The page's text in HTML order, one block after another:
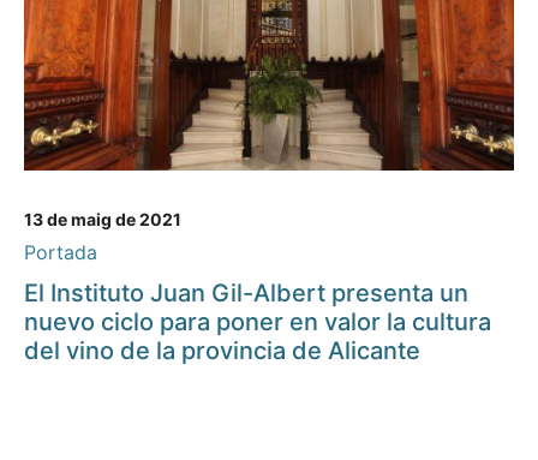
13 de maig de 2021
Portada
El Instituto Juan Gil-Albert presenta un
nuevo ciclo para poner en valor la cultura
del vino de la provincia de Alicante